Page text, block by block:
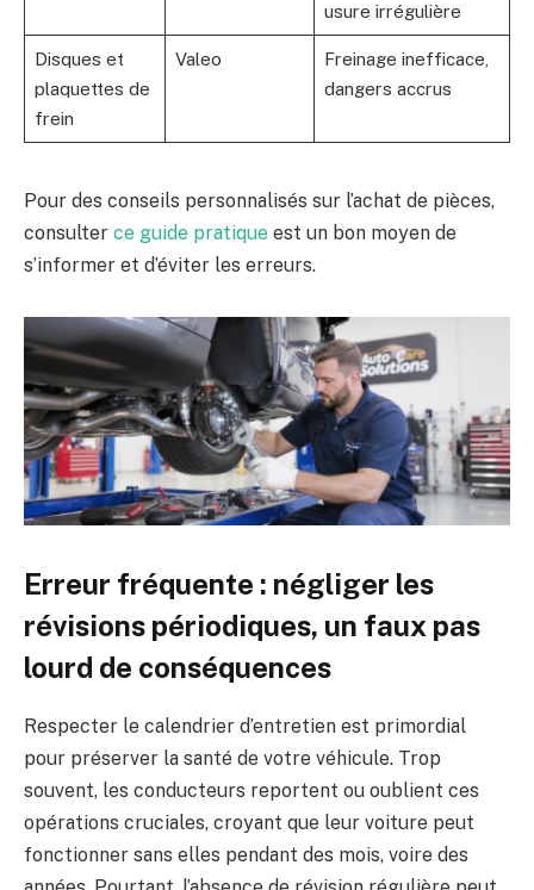
usure irrégulière
Disques et
plaquettes de
frein
Valeo
Freinage inefficace,
dangers accrus
Pour des conseils personnalisés sur l’achat de pièces,
consulter ce guide pratique est un bon moyen de
s’informer et d’éviter les erreurs.
Erreur fréquente : négliger les
révisions périodiques, un faux pas
lourd de conséquences
Respecter le calendrier d’entretien est primordial
pour préserver la santé de votre véhicule. Trop
souvent, les conducteurs reportent ou oublient ces
opérations cruciales, croyant que leur voiture peut
fonctionner sans elles pendant des mois, voire des